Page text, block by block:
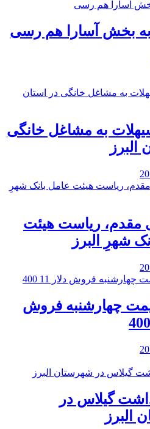
به بخش آسارا هم رسی
به مشاغل خانگی
البرز
مقدم، ریاست هیئت
شهرِ البرز
چهارشنبه فروش
گیلاس در
البرز